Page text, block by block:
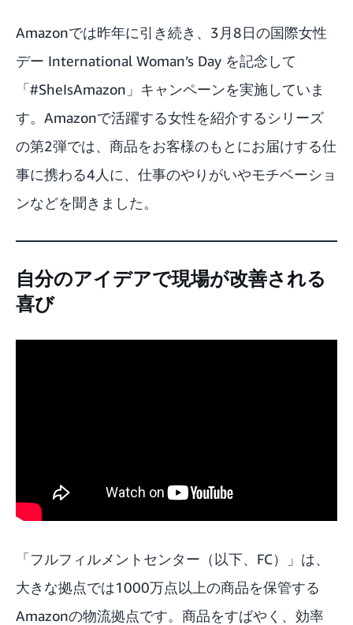
Amazonでは昨年に引き続き、3月8日の国際女性
デー International Woman’s Day を記念して
「#SheIsAmazon」キャンペーンを実施していま
す。Amazonで活躍する女性を紹介するシリーズ
の第2弾では、商品をお客様のもとにお届けする仕
事に携わる4人に、仕事のやりがいやモチベーショ
ンなどを聞きました。
自分のアイデアで現場が改善される
喜び
「フルフィルメントセンター（以下、FC）」は、
大きな拠点では1000万点以上の商品を保管する
Amazonの物流拠点です。商品をすばやく、効率